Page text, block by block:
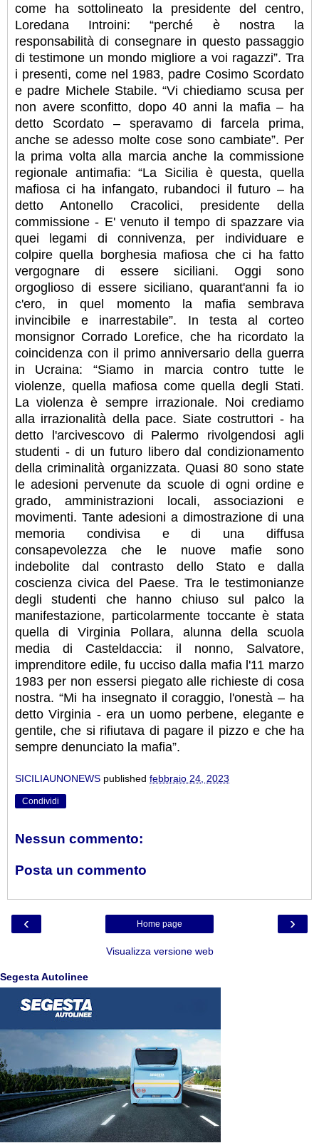
come ha sottolineato la presidente del centro,
Loredana Introini: “perché è nostra la
responsabilità di consegnare in questo passaggio
di testimone un mondo migliore a voi ragazzi”. Tra
i presenti, come nel 1983, padre Cosimo Scordato
e padre Michele Stabile. “Vi chiediamo scusa per
non avere sconfitto, dopo 40 anni la mafia – ha
detto Scordato – speravamo di farcela prima,
anche se adesso molte cose sono cambiate”. Per
la prima volta alla marcia anche la commissione
regionale antimafia: “La Sicilia è questa, quella
mafiosa ci ha infangato, rubandoci il futuro – ha
detto Antonello Cracolici, presidente della
commissione - E' venuto il tempo di spazzare via
quei legami di connivenza, per individuare e
colpire quella borghesia mafiosa che ci ha fatto
vergognare di essere siciliani. Oggi sono
orgoglioso di essere siciliano, quarant'anni fa io
c'ero, in quel momento la mafia sembrava
invincibile e inarrestabile”. In testa al corteo
monsignor Corrado Lorefice, che ha ricordato la
coincidenza con il primo anniversario della guerra
in Ucraina: “Siamo in marcia contro tutte le
violenze, quella mafiosa come quella degli Stati.
La violenza è sempre irrazionale. Noi crediamo
alla irrazionalità della pace. Siate costruttori - ha
detto l'arcivescovo di Palermo rivolgendosi agli
studenti - di un futuro libero dal condizionamento
della criminalità organizzata. Quasi 80 sono state
le adesioni pervenute da scuole di ogni ordine e
grado, amministrazioni locali, associazioni e
movimenti. Tante adesioni a dimostrazione di una
memoria condivisa e di una diffusa
consapevolezza che le nuove mafie sono
indebolite dal contrasto dello Stato e dalla
coscienza civica del Paese. Tra le testimonianze
degli studenti che hanno chiuso sul palco la
manifestazione, particolarmente toccante è stata
quella di Virginia Pollara, alunna della scuola
media di Casteldaccia: il nonno, Salvatore,
imprenditore edile, fu ucciso dalla mafia l'11 marzo
1983 per non essersi piegato alle richieste di cosa
nostra. “Mi ha insegnato il coraggio, l'onestà – ha
detto Virginia - era un uomo perbene, elegante e
gentile, che si rifiutava di pagare il pizzo e che ha
sempre denunciato la mafia”.
SICILIAUNONEWS published febbraio 24, 2023
Condividi
Nessun commento:
Posta un commento
‹ ›
Home page
Visualizza versione web
Segesta Autolinee